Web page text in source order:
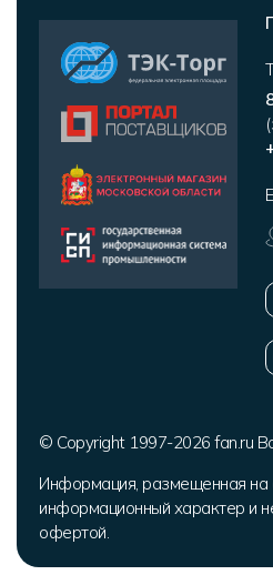
© Copyright 1997-2026 fan.ru
Информация, размещенная на
информационный характер и
офертой.